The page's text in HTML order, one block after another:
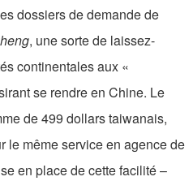
dossiers de demande de
, une sorte de laissez-
continentales aux «
se rendre en Chine. Le
de 499 dollars taiwanais,
le même service en agence de
en place de cette facilité –